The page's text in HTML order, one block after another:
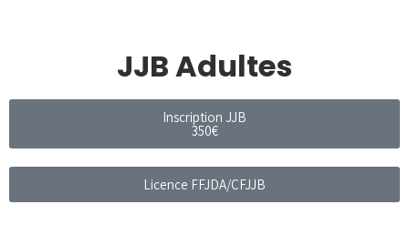
JJB Adultes
Inscription JJB
350€
Licence FFJDA/CFJJB